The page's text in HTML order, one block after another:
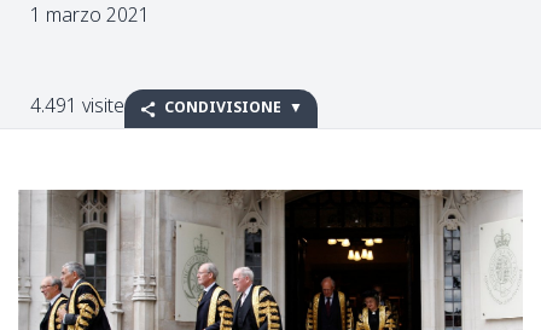
1 marzo 2021
4.491 visite CONDIVISIONE